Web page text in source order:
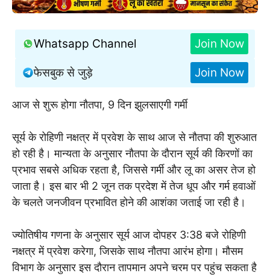
Whatsapp Channel Join Now
फेसबुक से जुड़े Join Now
आज से शुरू होगा नौतपा, 9 दिन झुलसाएगी गर्मी
सूर्य के रोहिणी नक्षत्र में प्रवेश के साथ आज से नौतपा की शुरुआत
हो रही है। मान्यता के अनुसार नौतपा के दौरान सूर्य की किरणों का
प्रभाव सबसे अधिक रहता है, जिससे गर्मी और लू का असर तेज हो
जाता है। इस बार भी 2 जून तक प्रदेश में तेज धूप और गर्म हवाओं
के चलते जनजीवन प्रभावित होने की आशंका जताई जा रही है।
ज्योतिषीय गणना के अनुसार सूर्य आज दोपहर 3:38 बजे रोहिणी
नक्षत्र में प्रवेश करेगा, जिसके साथ नौतपा आरंभ होगा। मौसम
विभाग के अनुसार इस दौरान तापमान अपने चरम पर पहुंच सकता है